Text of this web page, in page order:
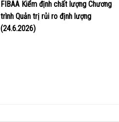
FIBAA Kiểm định chất lượng Chương
trình Quản trị rủi ro định lượng
(24.6.2026)